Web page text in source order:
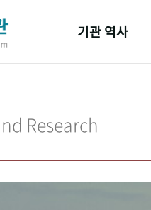
기관 역사
기관 변천사
Research